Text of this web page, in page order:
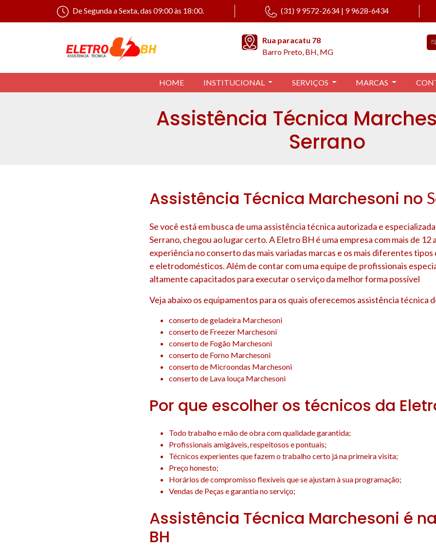
De Segunda a Sexta, das 09:00 às 18:00. (31) 9 9572-2634 | 9 9628-6434
Rua paracatu 78
Barro Preto, BH, MG
HOME INSTITUCIONAL SERVIÇOS MARCAS
Assistência Técnica
Serrano
Assistência Técnica Marchesoni no
Se você está em busca de uma assistência técnica autorizada e
Serrano, chegou ao lugar certo. A Eletro BH é uma empresa com mais de 12
experiência no conserto das mais variadas marcas e os mais diferentes
e eletrodomésticos. Além de contar com uma equipe de profissionais
altamente capacitados para executar o serviço da melhor forma possível
Veja abaixo os equipamentos para os quais oferecemos assistência técnica
conserto de geladeira Marchesoni
conserto de Freezer Marchesoni
conserto de Fogão Marchesoni
conserto de Forno Marchesoni
conserto de Microondas Marchesoni
conserto de Lava louça Marchesoni
Por que escolher os técnicos da
Todo trabalho e mão de obra com qualidade garantida;
Profissionais amigáveis, respeitosos e pontuais;
Técnicos experientes que fazem o trabalho certo já na primeira visita;
Preço honesto;
Horários de compromisso flexíveis que se ajustam à sua programação;
Vendas de Peças e garantia no serviço;
Assistência Técnica Marchesoni é
BH